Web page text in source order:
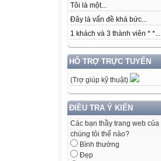
Tôi là một...
Đây là vấn đề khá bức...
1 khách và 3 thành viên * *...
HỖ TRỢ TRỰC TUYẾN
(Trợ giúp kỹ thuật)
ĐIỀU TRA Ý KIẾN
Các bạn thầy trang web của
chúng tôi thế nào?
Bình thường
Đẹp